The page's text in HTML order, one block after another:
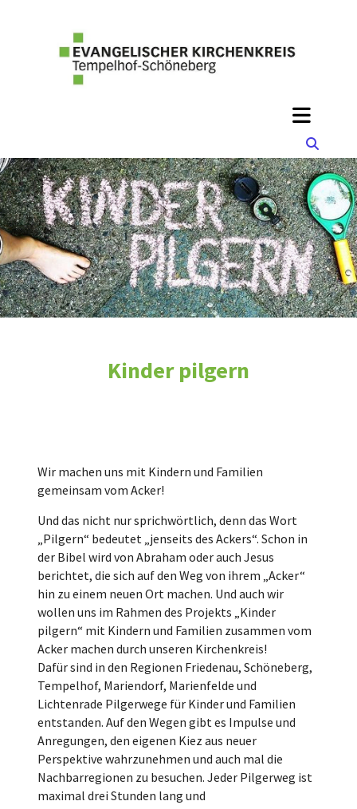
Kinder pilgern
Wir machen uns mit Kindern und Familien
gemeinsam vom Acker!
Und das nicht nur sprichwörtlich, denn das Wort
„Pilgern“ bedeutet „jenseits des Ackers“. Schon in
der Bibel wird von Abraham oder auch Jesus
berichtet, die sich auf den Weg von ihrem „Acker“
hin zu einem neuen Ort machen. Und auch wir
wollen uns im Rahmen des Projekts „Kinder
pilgern“ mit Kindern und Familien zusammen vom
Acker machen durch unseren Kirchenkreis!
Dafür sind in den Regionen Friedenau, Schöneberg,
Tempelhof, Mariendorf, Marienfelde und
Lichtenrade Pilgerwege für Kinder und Familien
entstanden. Auf den Wegen gibt es Impulse und
Anregungen, den eigenen Kiez aus neuer
Perspektive wahrzunehmen und auch mal die
Nachbarregionen zu besuchen. Jeder Pilgerweg ist
maximal drei Stunden lang und